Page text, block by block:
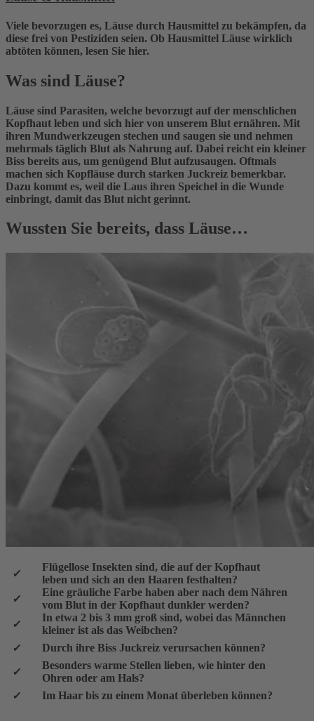
Viele bevorzugen es, Läuse durch Hausmittel zu bekämpfen, da
diese frei von Pestiziden seien. Ob Hausmittel Läuse wirklich
abtöten können, lesen Sie hier.
Was sind Läuse?
Läuse sind Parasiten, welche bevorzugt auf der menschlichen
Kopfhaut leben und sich hier von unserem Blut ernähren. Mit
ihren Mundwerkzeugen stechen und saugen sie und nehmen
mehrmals täglich Blut als Nahrung auf. Dabei reicht ein kleiner
Biss bereits aus, um genügend Blut aufzusaugen. Oftmals
machen sich Kopfläuse durch starken Juckreiz bemerkbar.
Dazu kommt es, weil die Laus ihren Speichel in die Wunde
einbringt, damit das Blut nicht gerinnt.
Wussten Sie bereits, dass Läuse…
Flügellose Insekten sind, die auf der Kopfhaut
leben und sich an den Haaren festhalten?
Eine gräuliche Farbe haben aber nach dem Nähren
vom Blut in der Kopfhaut dunkler werden?
In etwa 2 bis 3 mm groß sind, wobei das Männchen
kleiner ist als das Weibchen?
Durch ihre Biss Juckreiz verursachen können?
Besonders warme Stellen lieben, wie hinter den
Ohren oder am Hals?
Im Haar bis zu einem Monat überleben können?